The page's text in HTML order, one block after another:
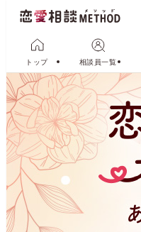
トップ 相談員一覧